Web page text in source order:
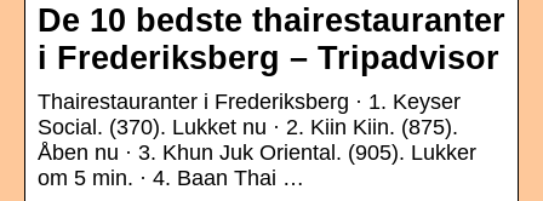
De 10 bedste thairestauranter
i Frederiksberg – Tripadvisor
Thairestauranter i Frederiksberg‎ · 1. Keyser
Social. (370). Lukket nu · 2. Kiin Kiin. (875).
Åben nu · 3. Khun Juk Oriental. (905). Lukker
om 5 min. · 4. Baan Thai …